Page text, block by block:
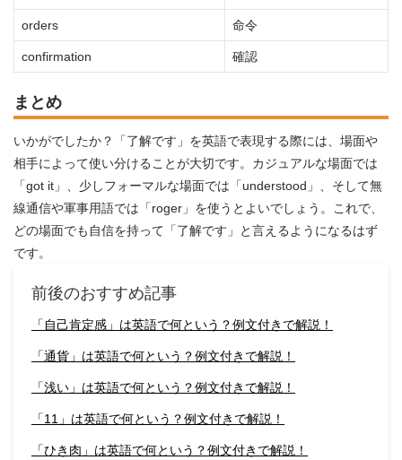
orders 命令
confirmation 確認
まとめ
いかがでしたか？「了解です」を英語で表現する際には、場面や
相手によって使い分けることが大切です。カジュアルな場面では
「got it」、少しフォーマルな場面では「understood」、そして無
線通信や軍事用語では「roger」を使うとよいでしょう。これで、
どの場面でも自信を持って「了解です」と言えるようになるはず
です。
前後のおすすめ記事
「自己肯定感」は英語で何という？例文付きで解説！
「通貨」は英語で何という？例文付きで解説！
「浅い」は英語で何という？例文付きで解説！
「11」は英語で何という？例文付きで解説！
「ひき肉」は英語で何という？例文付きで解説！